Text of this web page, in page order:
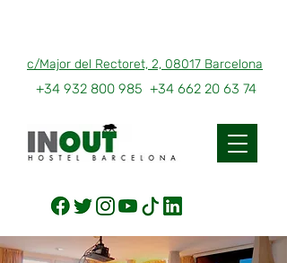
c/Major del Rectoret, 2, 08017 Barcelona
+34 932 800 985 +34 662 20 63 74